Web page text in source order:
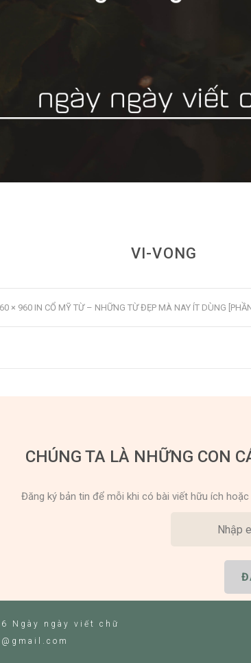
VI-VONG
× 960 IN CỔ MỸ TỪ – NHỮNG TỪ ĐẸP MÀ NAY ÍT DÙNG
CHÚNG TA LÀ NHỮNG CON
Đăng ký bản tin để mỗi khi có bài viết hữu ích
Ngày ngày viết chữ